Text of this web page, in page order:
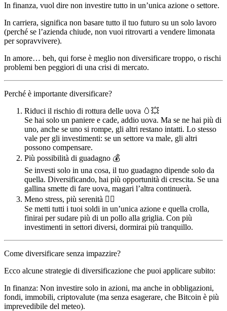
In finanza, vuol dire non investire tutto in un’unica azione o settore.
In carriera, significa non basare tutto il tuo futuro su un solo lavoro
(perché se l’azienda chiude, non vuoi ritrovarti a vendere limonata
per sopravvivere).
In amore… beh, qui forse è meglio non diversificare troppo, o rischi
problemi ben peggiori di una crisi di mercato.
Perché è importante diversificare?
Riduci il rischio di rottura delle uova 🥚💥
Se hai solo un paniere e cade, addio uova. Ma se ne hai più di
uno, anche se uno si rompe, gli altri restano intatti. Lo stesso
vale per gli investimenti: se un settore va male, gli altri
possono compensare.
Più possibilità di guadagno 💰
Se investi solo in una cosa, il tuo guadagno dipende solo da
quella. Diversificando, hai più opportunità di crescita. Se una
gallina smette di fare uova, magari l’altra continuerà.
Meno stress, più serenità 🧘‍♂️
Se metti tutti i tuoi soldi in un’unica azione e quella crolla,
finirai per sudare più di un pollo alla griglia. Con più
investimenti in settori diversi, dormirai più tranquillo.
Come diversificare senza impazzire?
Ecco alcune strategie di diversificazione che puoi applicare subito:
In finanza: Non investire solo in azioni, ma anche in obbligazioni,
fondi, immobili, criptovalute (ma senza esagerare, che Bitcoin è più
imprevedibile del meteo).